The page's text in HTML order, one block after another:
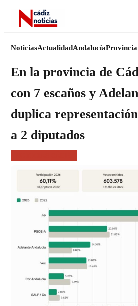
NoticiasActualidadAndalucía
En la provincia de
con 7 escaños y
duplica
a 2 diputados